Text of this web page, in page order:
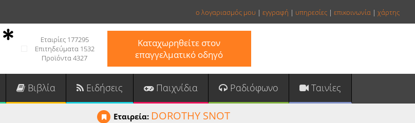
ο λογαριασμός μου | εγγραφή | υπηρεσίες | επικοινωνία | χάρτης
Εταιρίες 177295
Επιτηδεύματα 1532
Προϊόντα 4327
Καταχωρηθείτε στον
επαγγελματικό οδηγό
Βιβλία Ειδήσεις Παιχνίδια Ραδιόφωνο Ταινίες
Εταιρεία: DOROTHY SNOT